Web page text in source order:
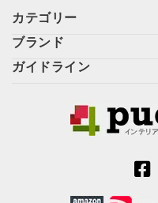
カテゴリー
ブランド
ガイドライン